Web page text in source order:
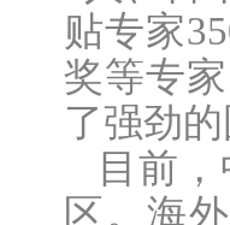
贴专家
奖等专
了强劲
目前
区。海